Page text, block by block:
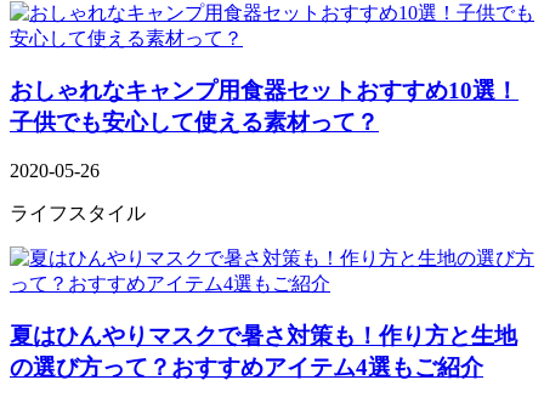
おしゃれなキャンプ用食器セットおすすめ10選！
子供でも安心して使える素材って？
2020-05-26
ライフスタイル
夏はひんやりマスクで暑さ対策も！作り方と生地
の選び方って？おすすめアイテム4選もご紹介